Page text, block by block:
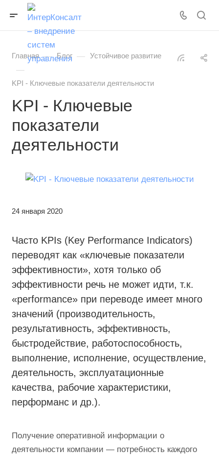
Главная — Блог — Устойчивое развитие
—
KPI - Ключевые показатели деятельности
KPI - Ключевые
показатели
деятельности
24 января 2020
Часто KPIs (Key Performance Indicators)
переводят как «ключевые показатели
эффективности», хотя только об
эффективности речь не может идти, т.к.
«рerformance» при переводе имеет много
значений (производительность,
результативность, эффективность,
быстродействие, работоспособность,
выполнение, исполнение, осуществление,
деятельность, эксплуатационные
качества, рабочие характеристики,
перформанс и др.).
Получение оперативной информации о
деятельности компании — потребность каждого